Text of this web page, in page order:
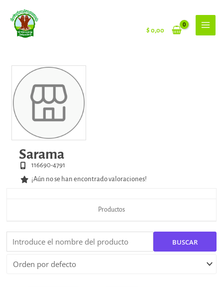
contenido
$ 0,00
Sarama
116690-4791
¡Aún no se han encontrado valoraciones!
Productos